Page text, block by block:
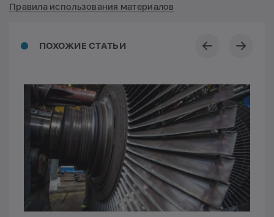
ПОХОЖИЕ СТАТЬИ
Правила использования материалов